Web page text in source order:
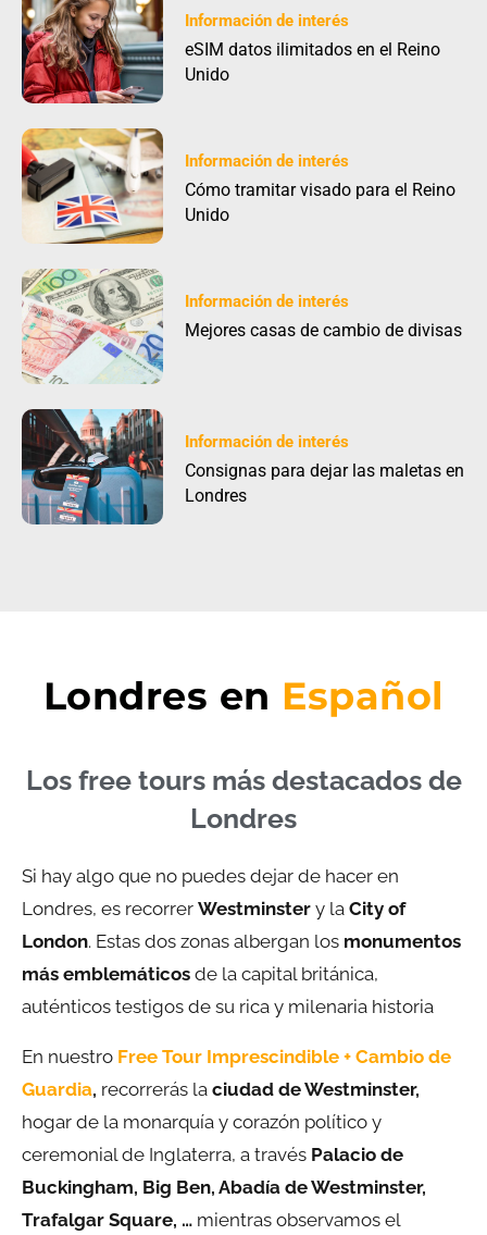
Información de interés
eSIM datos ilimitados en el Reino
Unido
Información de interés
Cómo tramitar visado para el Reino
Unido
Información de interés
Mejores casas de cambio de divisas
Información de interés
Consignas para dejar las maletas en
Londres
Londres en Español
Los free tours más destacados de
Londres
Si hay algo que no puedes dejar de hacer en
Londres, es recorrer Westminster y la City of
London. Estas dos zonas albergan los monumentos
más emblemáticos de la capital británica,
auténticos testigos de su rica y milenaria historia
En nuestro Free Tour Imprescindible + Cambio de
Guardia, recorrerás la ciudad de Westminster,
hogar de la monarquía y corazón político y
ceremonial de Inglaterra, a través Palacio de
Buckingham, Big Ben, Abadía de Westminster,
Trafalgar Square, … mientras observamos el